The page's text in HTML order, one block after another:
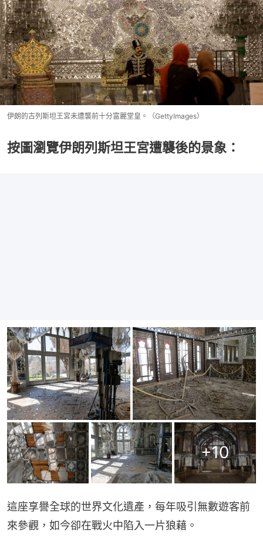
伊朗的古列斯坦王宮未遭襲前十分富麗堂皇。（GettyImages）
按圖瀏覽伊朗列斯坦王宮遭襲後的景象：
+10
這座享譽全球的世界文化遺產，每年吸引無數遊客前
來參觀，如今卻在戰火中陷入一片狼藉。